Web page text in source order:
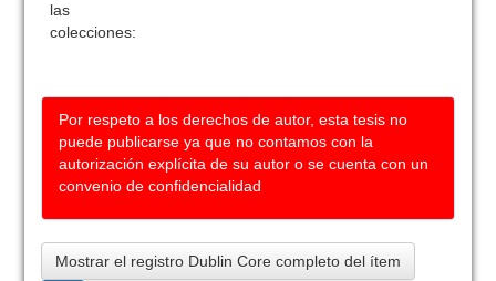
las
colecciones:
Por respeto a los derechos de autor, esta tesis no
puede publicarse ya que no contamos con la
autorización explícita de su autor o se cuenta con un
convenio de confidencialidad
Mostrar el registro Dublin Core completo del ítem